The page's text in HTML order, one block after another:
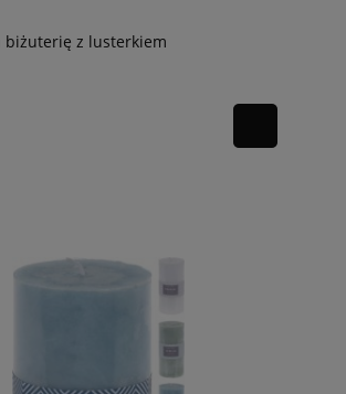
biżuterię z lusterkiem